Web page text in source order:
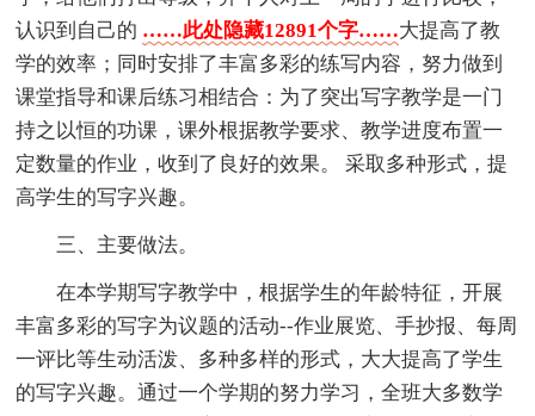
认识到自己的 ……此处隐藏12891个字……大提高了教
学的效率；同时安排了丰富多彩的练写内容，努力做到
课堂指导和课后练习相结合：为了突出写字教学是一门
持之以恒的功课，课外根据教学要求、教学进度布置一
定数量的作业，收到了良好的效果。 采取多种形式，提
高学生的写字兴趣。
三、主要做法。
在本学期写字教学中，根据学生的年龄特征，开展
丰富多彩的写字为议题的活动--作业展览、手抄报、每周
一评比等生动活泼、多种多样的形式，大大提高了学生
的写字兴趣。通过一个学期的努力学习，全班大多数学